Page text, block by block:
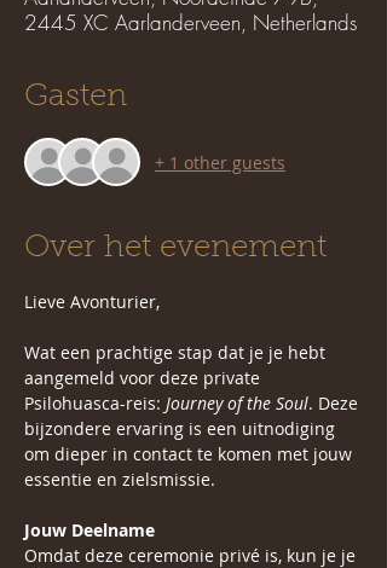
2445 XC Aarlanderveen, Netherlands
Gasten
+ 1 other guests
Over het evenement
Lieve Avonturier,
Wat een prachtige stap dat je je hebt
aangemeld voor deze private
Psilohuasca-reis: Journey of the Soul. Deze
bijzondere ervaring is een uitnodiging
om dieper in contact te komen met jouw
essentie en zielsmissie.
Jouw Deelname
Omdat deze ceremonie privé is, kun je je